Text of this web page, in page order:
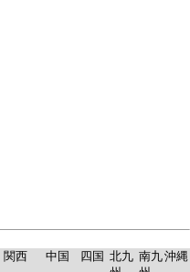
関西 中国 四国 北九 南九沖縄